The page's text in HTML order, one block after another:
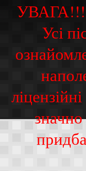
УВАГА!!!
Усі